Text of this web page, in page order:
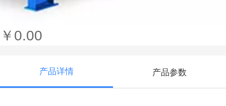
厢式800系列压滤机
￥0.00
产品详情 产品参数